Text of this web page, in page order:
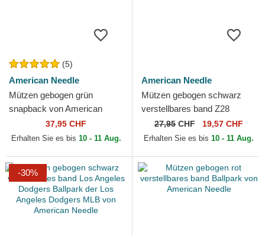
(5)
American Needle
Mützen gebogen grün
snapback von American
37,95 CHF
Erhalten Sie es bis 10 - 11 Aug.
American Needle
Mützen gebogen schwarz
verstellbares band Z28
Ballpark von American
Needle
27,95 CHF 19,57 CHF
Erhalten Sie es bis 10 - 11 Aug.
-30%